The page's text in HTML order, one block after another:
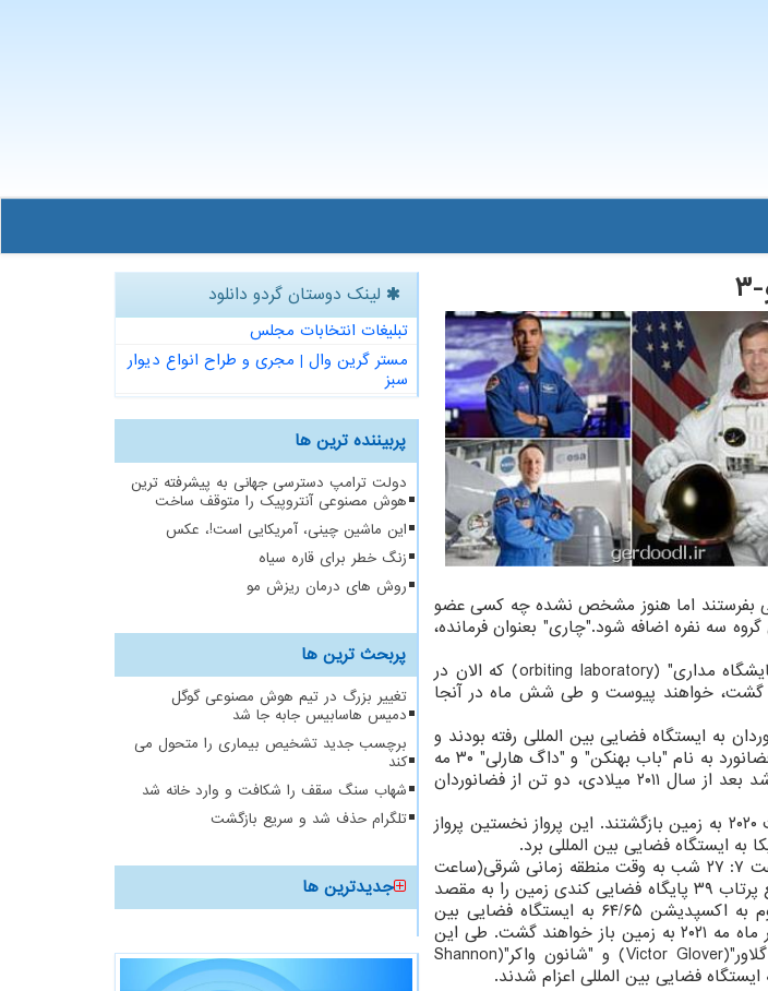
بفرستند اما هنوز مشخص نشده چه کسی عضو
سه نفره اضافه شود."چاری" بعنوان فرمانده،
در سال ۲۰۲۱ فضانوردان این ماموریت به فضانوردان ماموریت اکسپدیشن در " آزمایشگاه مداری" (orbiting laboratory) که الان در
و احیانا ماه مه ۲۰۲۱ به زمین باز خواهند گشت، خواهند پیوست و طی شش ماه در آنجا
به ایستگاه فضایی بین المللی رفته بودند و
مهمترین آنها "دمو-۲" (Demo-۲) بود، صورت خواهد گرفت. در ماموریت "دمو-۲" دو فضانورد به نام "باب بهنکن" و "داگ هارلی" ۳۰ مه
سال جاری میلادی به ایستگاه فضایی بین المللی(ISS) رفتند و ناسا بالاخره موفق شد بعد از سال ۲۰۱۱ میلادی، دو تن از فضانوردان
"بهنکن" و "هارلی" بعد از دو ماه اقامت در ایستگاه فضایی بین المللی در ماه آگوست ۲۰۲۰ به زمین بازگشتند. این پرواز نخستین پرواز
ماموریت "کرو-۱" نیز مدتی پیش با موفقیت انجام شد. ماموریت"کرو-۱" ۱۵ نوامبر ساعت ۷: ۲۷ شب به وقت منطقه زمانی شرقی(ساعت
۳: ۵۷ بامدادان دوشنبه به وقت تهران) انجام شد. فضانوردان این ماموریت از مجتمع پرتاب ۳۹ پایگاه فضایی کندی زمین را به مقصد
ایستگاه فضایی بین المللی ترک کردند. این فضانوردان که طی این ماموریت موسوم به اکسپدیشن ۶۴/۶۵ به ایستگاه فضایی بین
المللی رفتند حدود شش ماه در ایستگاه فضایی بین المللی خواهند ماند و سپس در ماه مه ۲۰۲۱ به زمین باز خواهند گشت. طی این
ماموریت فضانوردان ناسا به اسامی "مایکل هاپکینز"(Michael Hopkins)، "ویکتور گلاور"(Victor Glover) و "شانون واکر"(Shannon
لینک دوستان گردو دانلود
تبلیغات انتخابات مجلس
مستر گرین وال | مجری و طراح انواع دیوار
سبز
پربیننده ترین ها
دولت ترامپ دسترسی جهانی به پیشرفته ترین
هوش مصنوعی آنتروپیک را متوقف ساخت
این ماشین چینی، آمریکایی است!، عکس
زنگ خطر برای قاره سیاه
روش های درمان ریزش مو
پربحث ترین ها
تغییر بزرگ در تیم هوش مصنوعی گوگل
دمیس هاسابیس جابه جا شد
برچسب جدید تشخیص بیماری را متحول می
کند
شهاب سنگ سقف را شکافت و وارد خانه شد
تلگرام حذف شد و سریع بازگشت
جدیدترین ها